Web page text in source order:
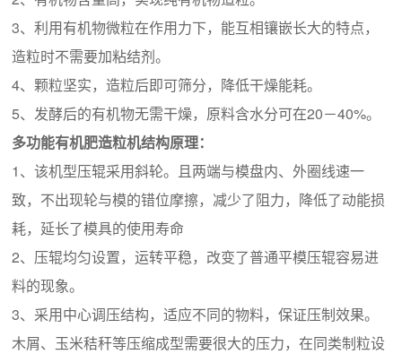
3、利用有机物微粒在作用力下，能互相镶嵌长大的特点，
造粒时不需要加粘结剂。
4、颗粒坚实，造粒后即可筛分，降低干燥能耗。
5、发酵后的有机物无需干燥，原料含水分可在20－40%。
多功能有机肥造粒机结构原理：
1、该机型压辊采用斜轮。且两端与模盘内、外圈线速一
致，不出现轮与模的错位摩擦，减少了阻力，降低了动能损
耗，延长了模具的使用寿命
2、压辊均匀设置，运转平稳，改变了普通平模压辊容易进
料的现象。
3、采用中心调压结构，适应不同的物料，保证压制效果。
木屑、玉米秸秆等压缩成型需要很大的压力，在同类制粒设